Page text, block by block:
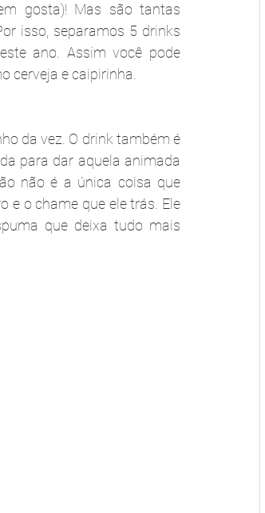
gosta)! Mas são tantas
isso, separamos 5 drinks
ano. Assim você pode
cerveja e caipirinha.
da vez. O drink também é
para dar aquela animada
não é a única coisa que
e o chame que ele trás. Ele
que deixa tudo mais